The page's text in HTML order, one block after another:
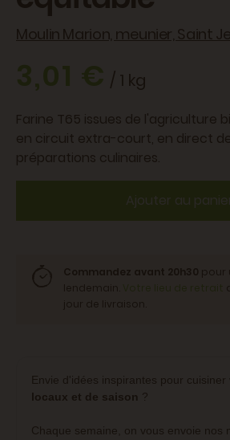
Moulin Marion, meunier, Saint
3,01 €/ 1 kg
Farine T65 issues de l'agriculture
en circuit extra-court, en direct
préparations culinaires.
Ajouter au
Envie d'idées inspirantes pour cuisiner
locaux et de saison ?
Chaque semaine, on vous envoie nos